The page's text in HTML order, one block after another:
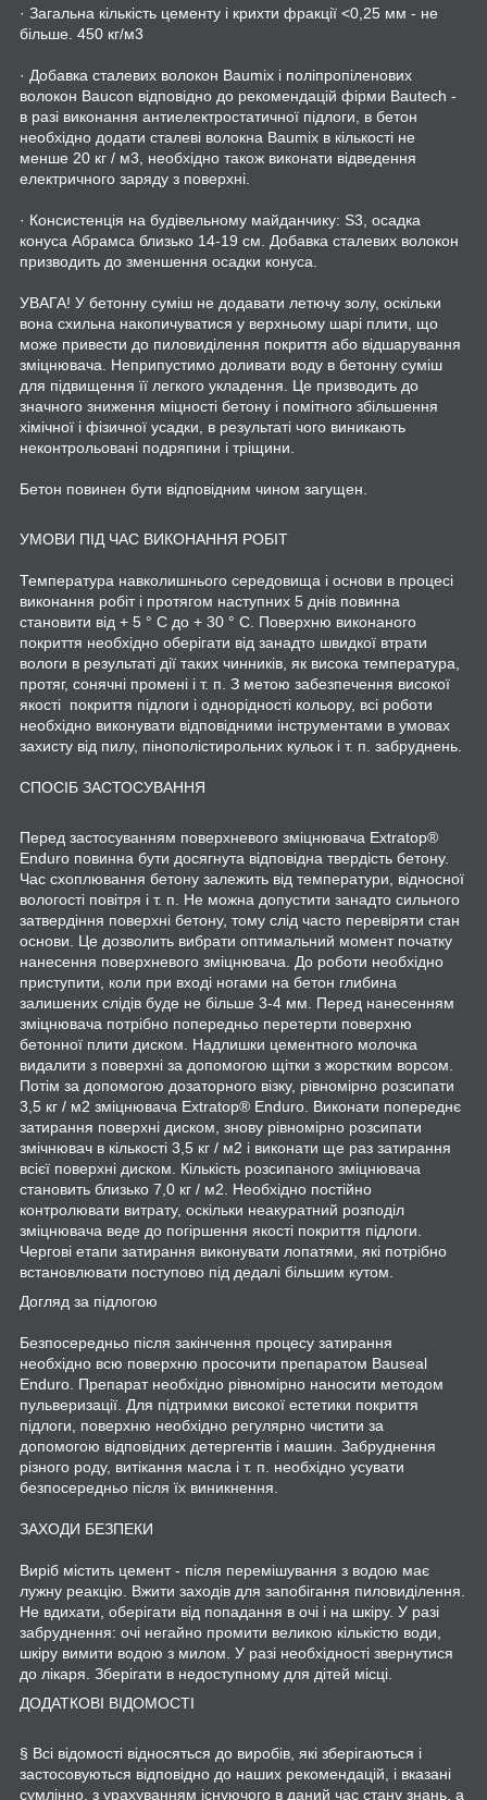
· Загальна кількість цементу і крихти фракції <0,25 мм - не
більше. 450 кг/м3
· Добавка сталевих волокон Baumix і поліпропіленових
волокон Baucon відповідно до рекомендацій фірми Bautech -
в разі виконання антиелектростатичної підлоги, в бетон
необхідно додати сталеві волокна Baumix в кількості не
менше 20 кг / м3, необхідно також виконати відведення
електричного заряду з поверхні.
· Консистенція на будівельному майданчику: S3, осадка
конуса Абрамса близько 14-19 см. Добавка сталевих волокон
призводить до зменшення осадки конуса.
УВАГА! У бетонну суміш не додавати летючу золу, оскільки
вона схильна накопичуватися у верхньому шарі плити, що
може привести до пиловиділення покриття або відшарування
зміцнювача. Неприпустимо доливати воду в бетонну суміш
для підвищення її легкого укладення. Це призводить до
значного зниження міцності бетону і помітного збільшення
хімічної і фізичної усадки, в результаті чого виникають
неконтрольовані подряпини і тріщини.
Бетон повинен бути відповідним чином загущен.
УМОВИ ПІД ЧАС ВИКОНАННЯ РОБІТ
Температура навколишнього середовища і основи в процесі
виконання робіт і протягом наступних 5 днів повинна
становити від + 5 ° C до + 30 ° C. Поверхню виконаного
покриття необхідно оберігати від занадто швидкої втрати
вологи в результаті дії таких чинників, як висока температура,
протяг, сонячні промені і т. п. З метою забезпечення високої
якості покриття підлоги і однорідності кольору, всі роботи
необхідно виконувати відповідними інструментами в умовах
захисту від пилу, пінополістирольних кульок і т. п. забруднень.
СПОСІБ ЗАСТОСУВАННЯ
Перед застосуванням поверхневого зміцнювача Extratop®
Enduro повинна бути досягнута відповідна твердість бетону.
Час схоплювання бетону залежить від температури, відносної
вологості повітря і т. п. Не можна допустити занадто сильного
затвердіння поверхні бетону, тому слід часто перевіряти стан
основи. Це дозволить вибрати оптимальний момент початку
нанесення поверхневого зміцнювача. До роботи необхідно
приступити, коли при вході ногами на бетон глибина
залишених слідів буде не більше 3-4 мм. Перед нанесенням
зміцнювача потрібно попередньо перетерти поверхню
бетонної плити диском. Надлишки цементного молочка
видалити з поверхні за допомогою щітки з жорстким ворсом.
Потім за допомогою дозаторного візку, рівномірно розсипати
3,5 кг / м2 зміцнювача Extratop® Enduro. Виконати попереднє
затирання поверхні диском, знову рівномірно розсипати
змічнювач в кількості 3,5 кг / м2 і виконати ще раз затирання
всієї поверхні диском. Кількість розсипаного зміцнювача
становить близько 7,0 кг / м2. Необхідно постійно
контролювати витрату, оскільки неакуратний розподіл
зміцнювача веде до погіршення якості покриття підлоги.
Чергові етапи затирання виконувати лопатями, які потрібно
встановлювати поступово під дедалі більшим кутом.
Догляд за підлогою
Безпосередньо після закінчення процесу затирання
необхідно всю поверхню просочити препаратом Bauseal
Enduro. Препарат необхідно рівномірно наносити методом
пульверизації. Для підтримки високої естетики покриття
підлоги, поверхню необхідно регулярно чистити за
допомогою відповідних детергентів і машин. Забруднення
різного роду, витікання масла і т. п. необхідно усувати
безпосередньо після їх виникнення.
ЗАХОДИ БЕЗПЕКИ
Виріб містить цемент - після перемішування з водою має
лужну реакцію. Вжити заходів для запобігання пиловиділення.
Не вдихати, оберігати від попадання в очі і на шкіру. У разі
забруднення: очі негайно промити великою кількістю води,
шкіру вимити водою з милом. У разі необхідності звернутися
до лікаря. Зберігати в недоступному для дітей місці.
ДОДАТКОВІ ВІДОМОСТІ
§ Всі відомості відносяться до виробів, які зберігаються і
застосовуються відповідно до наших рекомендацій, і вказані
сумлінно, з урахуванням існуючого в даний час стану знань, а